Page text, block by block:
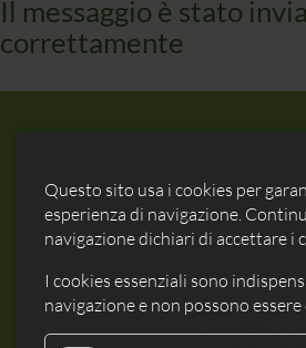
Parole
chiave
Il messaggio è stato
correttamente
Completo
Un ricco insieme di
Compatibile
Questo sito usa i cookies per
esperienza di navigazione.
navigazione dichiari di accettare i
I cookies essenziali sono
navigazione e non possono